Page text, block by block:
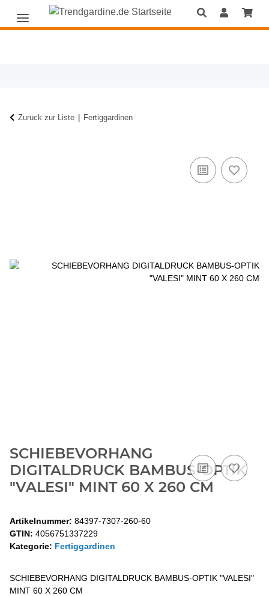
Zurück zur Liste Fertiggardinen
SCHIEBEVORHANG
DIGITALDRUCK BAMBUS-OPTIK
"VALESI" MINT 60 X 260 CM
Artikelnummer: 84397-7307-260-60
GTIN: 4056751337229
Kategorie: Fertiggardinen
SCHIEBEVORHANG DIGITALDRUCK BAMBUS-OPTIK "VALESI"
MINT 60 X 260 CM